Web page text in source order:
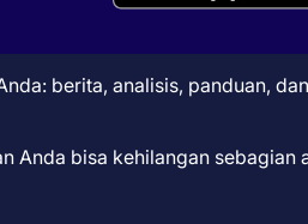
berita, analisis, panduan,
Anda bisa kehilangan